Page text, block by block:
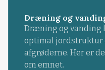
Dræning og
Dræning og vanding
optimal jordstruktur
afgrøderne. Her er
om emnet.